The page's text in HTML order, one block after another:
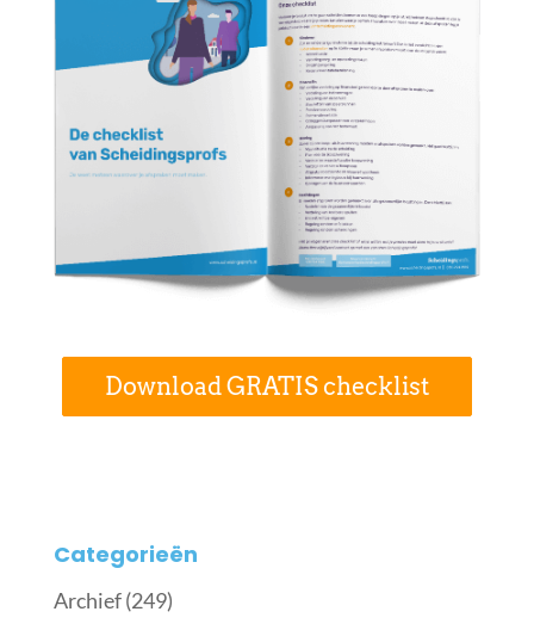
Download GRATIS checklist
Categorieën
Archief(249)